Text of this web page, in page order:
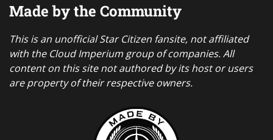
Made by the Community
This is an unofficial Star Citizen fansite, not affiliated
with the Cloud Imperium group of companies. All
content on this site not authored by its host or users
are property of their respective owners.